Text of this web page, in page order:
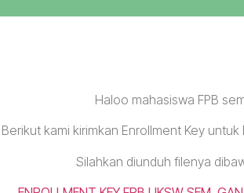
Haloo mahasiswa FPB
Berikut kami kirimkan Enrollment Key untuk
Silahkan diunduh filenya